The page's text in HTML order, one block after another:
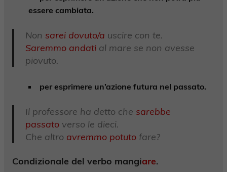
essere cambiata.
Non sarei dovuto/a uscire con te.
Saremmo andati al mare se non avesse
piovuto.
per esprimere un’azione futura nel passato.
Il professore ha detto che sarebbe
passato verso le dieci.
Che altro avremmo potutofare?
Condizionale del verbo mangiare.